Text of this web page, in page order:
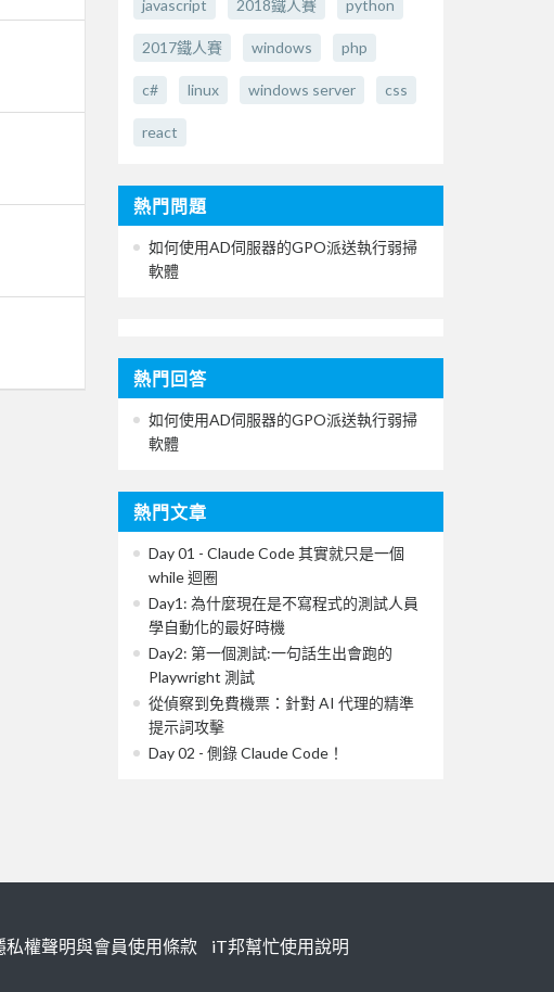
javascript 2018鐵人賽 python
2017鐵人賽 windows php
c# linux windows server css
react
熱門問題
如何使用AD伺服器的GPO派送執行弱掃
軟體
熱門回答
如何使用AD伺服器的GPO派送執行弱掃
軟體
熱門文章
Day 01 - Claude Code 其實就只是一個
while 迴圈
Day1: 為什麼現在是不寫程式的測試人員
學自動化的最好時機
Day2: 第一個測試:一句話生出會跑的
Playwright 測試
從偵察到免費機票：針對 AI 代理的精準
提示詞攻擊
Day 02 - 側錄 Claude Code！
私權聲明與會員使用條款 iT邦幫忙使用說明